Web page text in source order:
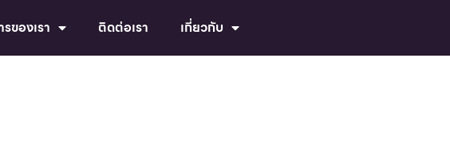
ของเรา ติดต่อเรา เกี่ยวกับ